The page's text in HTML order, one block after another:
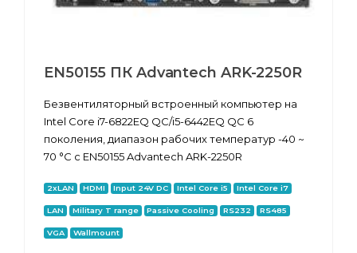
EN50155 ПК Advantech ARK-2250R
Безвентиляторный встроенный компьютер на
Intel Core i7-6822EQ QC/i5-6442EQ QC 6
поколения, диапазон рабочих температур -40 ~
70 °C с EN50155 Advantech ARK-2250R
2xLAN HDMI Input 24V DC Intel Core i5 Intel Core i7
LAN Military T range Passive Cooling RS232 RS485
VGA Wallmount